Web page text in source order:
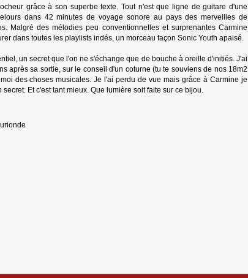
grâce à son superbe texte. Tout n'est que ligne de guitare d'une
dans 42 minutes de voyage sonore au pays des merveilles de
Malgré des mélodies peu conventionnelles et surprenantes Carmine
dans toutes les playlists indés, un morceau façon Sonic Youth apaisé.
un secret que l'on ne s'échange que de bouche à oreille d'initiés. J'ai
après sa sortie, sur le conseil d'un coturne (tu te souviens de nos 18m2
des choses musicales. Je l'ai perdu de vue mais grâce à Carmine je
Et c'est tant mieux. Que lumière soit faite sur ce bijou.